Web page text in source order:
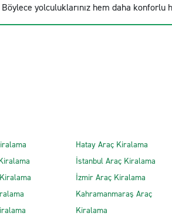
yolculuklarınız hem daha konforlu
Hatay Araç Kiralama
İstanbul Araç Kiralama
İzmir Araç Kiralama
Kahramanmaraş Araç
Kiralama